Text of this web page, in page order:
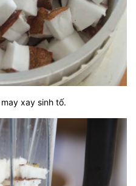
xay sinh tố.